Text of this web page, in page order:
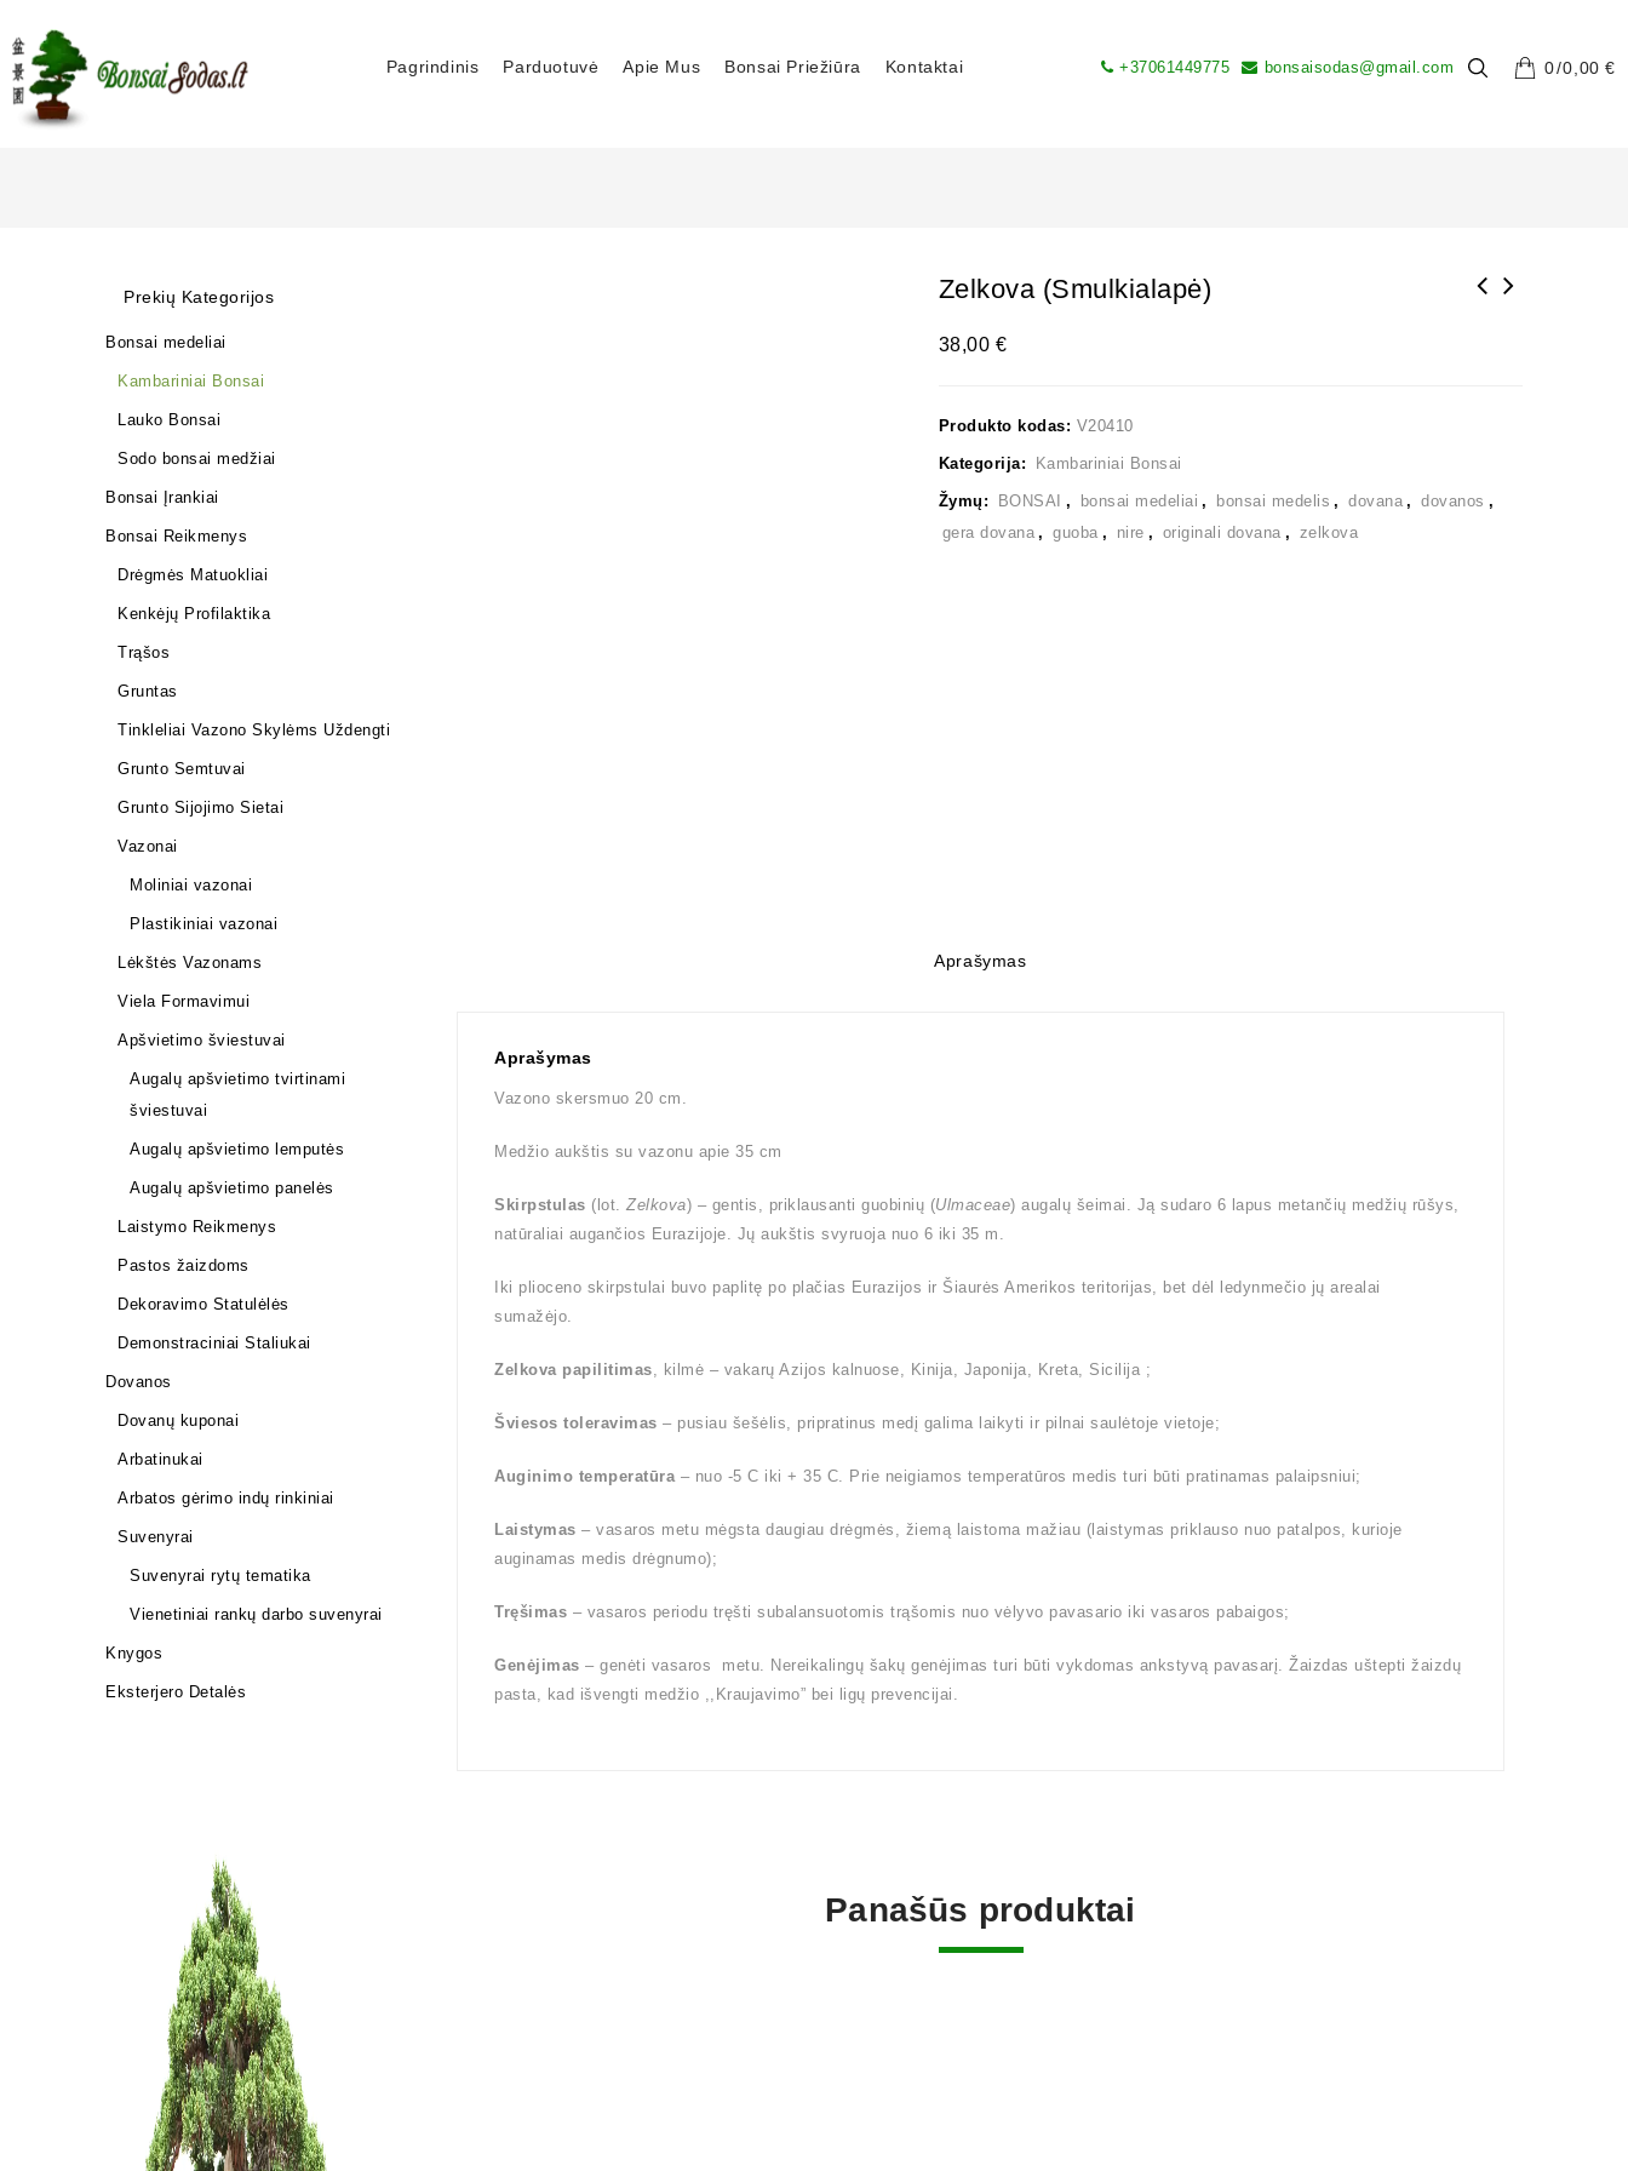
Pagrindinis Parduotuvė Apie Mus Bonsai Priežiūra Kontaktai 0 0,00€
+37061449775 bonsaisodas@gmail.com
Zelkova (smulkialapė)
38,00€
Produkto kodas: V20410
Kategorija: Kambariniai Bonsai
Žymų: BONSAI , bonsai medeliai , bonsai medelis , dovana , dovanos ,
gera dovana , guoba , nire , originali dovana , zelkova
Aprašymas
Aprašymas
Vazono skersmuo 20 cm.
Medžio aukštis su vazonu apie 35 cm
Skirpstulas (lot. Zelkova) – gentis, priklausanti guobinių (Ulmaceae) augalų šeimai. Ją sudaro 6 lapus metančių medžių rūšys,
natūraliai augančios Eurazijoje. Jų aukštis svyruoja nuo 6 iki 35 m.
Iki plioceno skirpstulai buvo paplitę po plačias Eurazijos ir Šiaurės Amerikos teritorijas, bet dėl ledynmečio jų arealai
sumažėjo.
Zelkova papilitimas, kilmė – vakarų Azijos kalnuose, Kinija, Japonija, Kreta, Sicilija ;
Šviesos toleravimas – pusiau šešėlis, pripratinus medį galima laikyti ir pilnai saulėtoje vietoje;
Auginimo temperatūra– nuo -5 C iki + 35 C. Prie neigiamos temperatūros medis turi būti pratinamas palaipsniui;
Laistymas – vasaros metu mėgsta daugiau drėgmės, žiemą laistoma mažiau (laistymas priklauso nuo patalpos, kurioje
auginamas medis drėgnumo);
Tręšimas – vasaros periodu tręšti subalansuotomis trąšomis nuo vėlyvo pavasario iki vasaros pabaigos;
Genėjimas – genėti vasaros metu. Nereikalingų šakų genėjimas turi būti vykdomas ankstyvą pavasarį. Žaizdas uštepti žaizdų
pasta, kad išvengti medžio ,,Kraujavimo” bei ligų prevencijai.
Panašūs produktai
Prekių Kategorijos
Bonsai medeliai
Kambariniai Bonsai
Lauko Bonsai
Sodo bonsai medžiai
Bonsai Įrankiai
Bonsai Reikmenys
Drėgmės Matuokliai
Kenkėjų Profilaktika
Trąšos
Gruntas
Tinkleliai Vazono Skylėms Uždengti
Grunto Semtuvai
Grunto Sijojimo Sietai
Vazonai
Moliniai vazonai
Plastikiniai vazonai
Lėkštės Vazonams
Viela Formavimui
Apšvietimo šviestuvai
Augalų apšvietimo tvirtinami
šviestuvai
Augalų apšvietimo lemputės
Augalų apšvietimo panelės
Laistymo Reikmenys
Pastos žaizdoms
Dekoravimo Statulėlės
Demonstraciniai Staliukai
Dovanos
Dovanų kuponai
Arbatinukai
Arbatos gėrimo indų rinkiniai
Suvenyrai
Suvenyrai rytų tematika
Vienetiniai rankų darbo suvenyrai
Knygos
Eksterjero Detalės